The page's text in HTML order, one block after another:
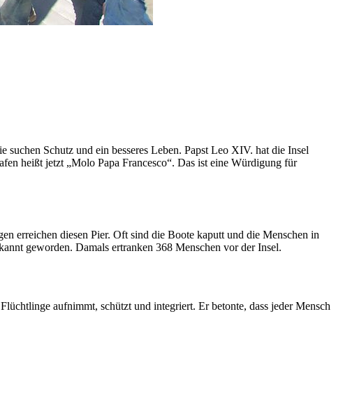
Schutz und ein besseres Leben. Papst Leo XIV. hat die Insel
heißt jetzt „Molo Papa Francesco“. Das ist eine Würdigung für
erreichen diesen Pier. Oft sind die Boote kaputt und die Menschen in
geworden. Damals ertranken 368 Menschen vor der Insel.
aufnimmt, schützt und integriert. Er betonte, dass jeder Mensch